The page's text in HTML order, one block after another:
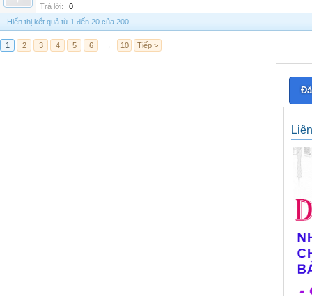
Trả lời:
0
Hiển thị kết quả từ 1 đến 20 của 200
1 2 3 4 5 6 → 10 Tiếp >